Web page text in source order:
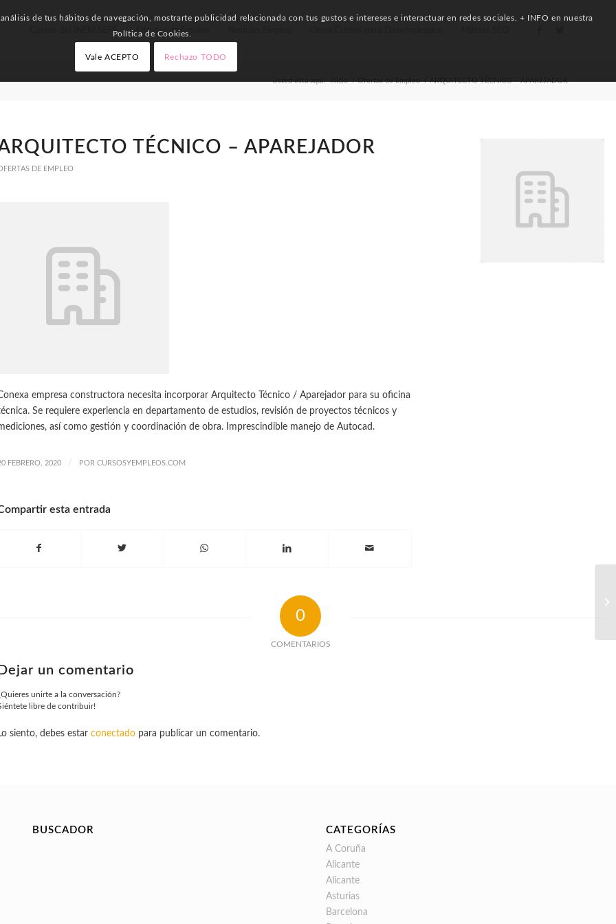
Cursos del INEM SEPE Ofertas de Empleo
Usted está aquí: Inicio / Ofertas de Empleo / ARQUITECTO TÉCNICO – APAREJADOR
TÉCNICO – APAREJADOR
DE EMPLEO
empresa constructora necesita incorporar Arquitecto Técnico / Aparejador para su oficina
Se requiere experiencia en departamento de estudios, revisión de proyectos técnicos y
así como gestión y coordinación de obra. Imprescindible manejo de Autocad.
FEBRERO, 2020 / POR CURSOSYEMPLEOS.COM
esta entrada
0
COMENTARIOS
Dejar un comentario
unirte a la conversación?
libre de contribuir!
Lo siento, debes estar conectadopara publicar un comentario.
BUSCADOR CATEGORÍAS
A Coruña
Alicante
Alicante
Asturias
Barcelona
de tus hábitos de navegación, mostrarte publicidad relacionada con tus gustos e intereses e interactuar en redes sociales. + INFO en nuestra
Política de Cookies.
Vale ACEPTO Rechazo TODO